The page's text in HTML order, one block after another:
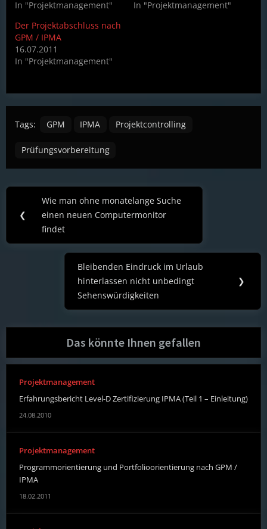
In "Projektmanagement"
In "Projektmanagement"
Der Projektabschluss nach
GPM / IPMA
16.07.2011
In "Projektmanagement"
Tags: GPM IPMA Projektcontrolling
Prüfungsvorbereitung
Post
navigation
❮
Previous
Post:
Wie man ohne monatelange Suche
einen neuen Computermonitor
findet
Next
Post:
Bleibenden Eindruck im Urlaub
hinterlassen nicht unbedingt
Sehenswürdigkeiten
❯
Das könnte Ihnen gefallen
Projektmanagement
Erfahrungsbericht Level-D Zertifizierung IPMA (Teil 1 – Einleitung)
24.08.2010
Projektmanagement
Programmorientierung und Portfolioorientierung nach GPM /
IPMA
18.02.2011